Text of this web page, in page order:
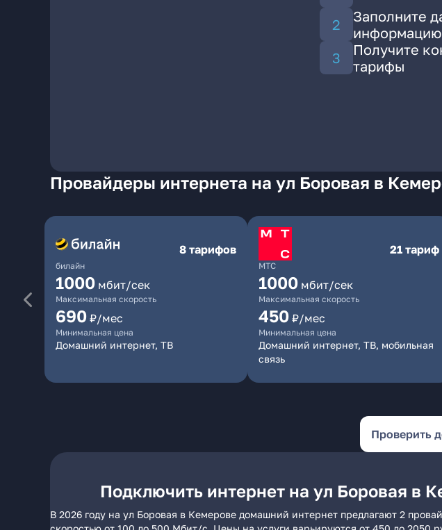
Заполните
информацию
Получите
тарифы
Провайдеры интернета на ул Боровая в
билайн
8 тарифов
1000 мбит/сек
Максимальная скорость
690 ₽/мес
Минимальная цена
Домашний интернет, ТВ
МТС
21 тариф
1000 мбит/сек
Максимальная скорость
450 ₽/мес
Минимальная цена
Домашний интернет, ТВ, мобильная
связь
Проверить
Подключить интернет на ул Боровая в
В 2026 году на ул Боровая в Кемерове домашний интернет предлагают 2